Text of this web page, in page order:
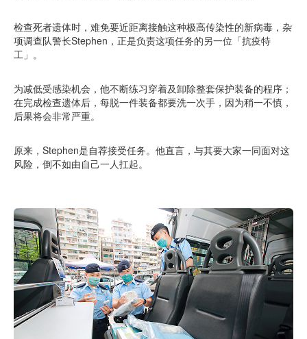
检查死者遗体时，难免要近距离接触这种极高传染性的新病毒，杂
项调查队警长Stephen，正是负责这项任务的另一位「抗疫特
工」。
为减低受感染机会，他不断练习穿着及卸除整套保护装备的程序；
在完成检查遗体后，每脱一件装备都要洗一次手，因为稍一不慎，
后果将会非常严重。
原来，Stephen是自荐接受任务。他直言，与其要大家一同面对这
风险，倒不如由自己一人扛起。